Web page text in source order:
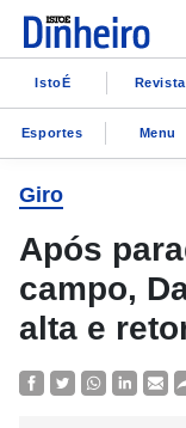
IstoÉ Revista
Esportes Menu
Giro
Após
campo,
alta e